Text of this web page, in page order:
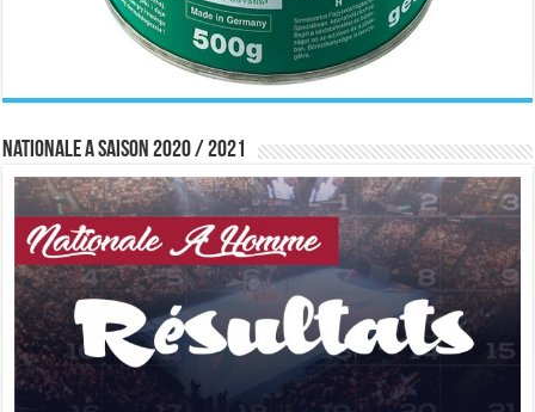
Nationale A saison 2020 / 2021